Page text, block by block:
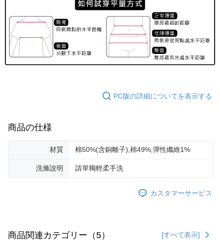
PC版の詳細についてを表示する
商品の仕様
材質 棉50%(含銅離子),棉49%,彈性纖維1%
洗滌說明 請單獨輕柔手洗
カスタマーサービス
商品関連カテゴリー（5） [すべて表示]